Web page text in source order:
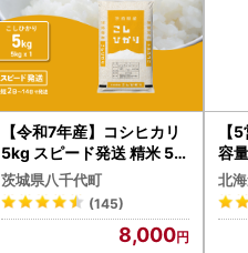
【令和7年産】コシヒカリ
5kg スピード発送 精米 5k
g x 1袋 白米 茨城県 八千代
町
茨城県八千代町
(145)
8,000
【
容
あ
ー
058
北